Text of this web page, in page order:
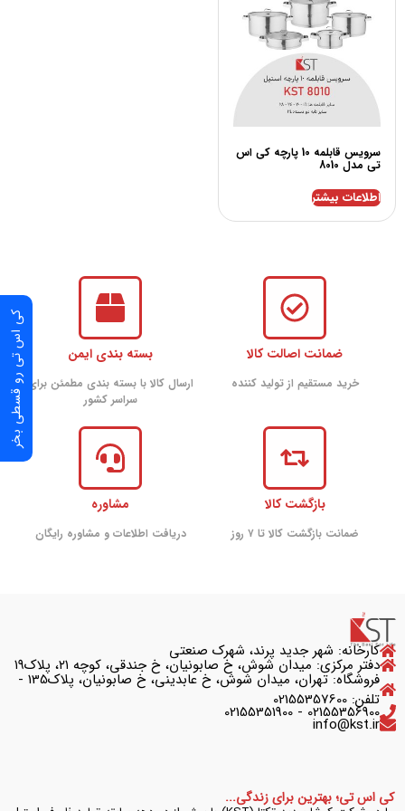
سرویس قابلمه 10 پارچه کی اس
تی مدل 8010
اطلاعات بیشتر
کی اس تی رو قسطی بخر ضمانت اصالت کالا
خرید مستقیم از تولید کننده
بسته بندی ایمن
ارسال کالا با بسته بندی مطمئن برای
سراسر کشور
بازگشت کالا
ضمانت بازگشت کالا تا ۷ روز
مشاوره
دریافت اطلاعات و مشاوره رایگان
کارخانه: شهر جدید پرند، شهرک صنعتی
دفتر مرکزی: میدان شوش، خ صابونیان، خ جندقی، کوچه ۲۱، پلاک۱۹
فروشگاه: تهران، میدان شوش، خ عابدینی، خ صابونیان، پلاک135 -
تلفن: 02155357600
02155356900 - 02155351900
info@kst.ir
کی اس تی؛ بهترین برای زندگی...